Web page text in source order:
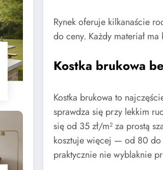
Rynek oferuje kilkanaście
do ceny. Każdy materiał
Kostka brukowa
Kostka brukowa to
sprawdza się przy lekkim
się od 35 zł/m² za prostą
kosztuje więcej — od 80 do
praktycznie nie wyblaknie